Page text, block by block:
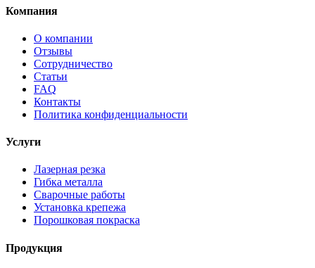
Компания
О компании
Отзывы
Сотрудничество
Статьи
FAQ
Контакты
Политика конфиденциальности
Услуги
Лазерная резка
Гибка металла
Сварочные работы
Установка крепежа
Порошковая покраска
Продукция